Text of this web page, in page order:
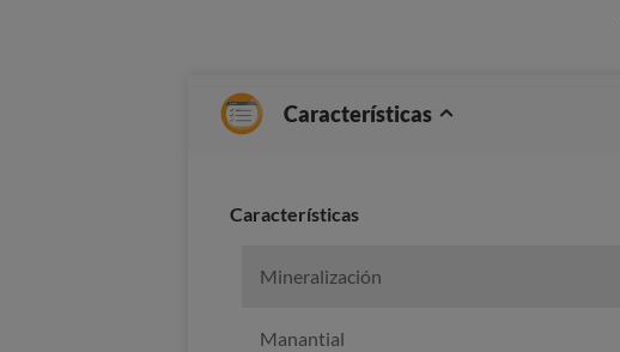
Características
Caracterí­sticas
Mineralización
Manantial